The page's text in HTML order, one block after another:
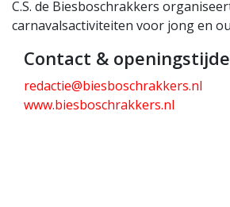
C.S. de Biesboschrakkers
carnavalsactiviteiten voor jong en
Contact &
redactie@biesboschrakkers.nl
www.biesboschrakkers.nl